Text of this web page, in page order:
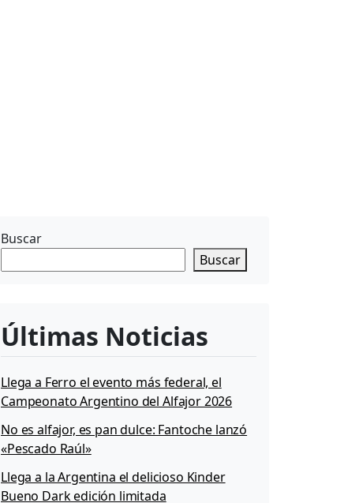
Buscar
Buscar
Últimas Noticias
Llega a Ferro el evento más federal, el
Campeonato Argentino del Alfajor 2026
No es alfajor, es pan dulce: Fantoche lanzó
«Pescado Raúl»
Llega a la Argentina el delicioso Kinder
Bueno Dark edición limitada